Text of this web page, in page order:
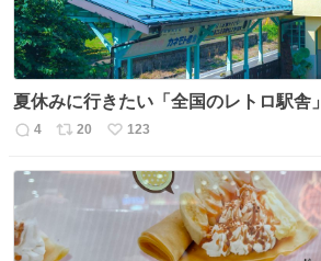
夏休みに行きたい「全国のレトロ駅舎」
返
4
リ
20
い
数
123